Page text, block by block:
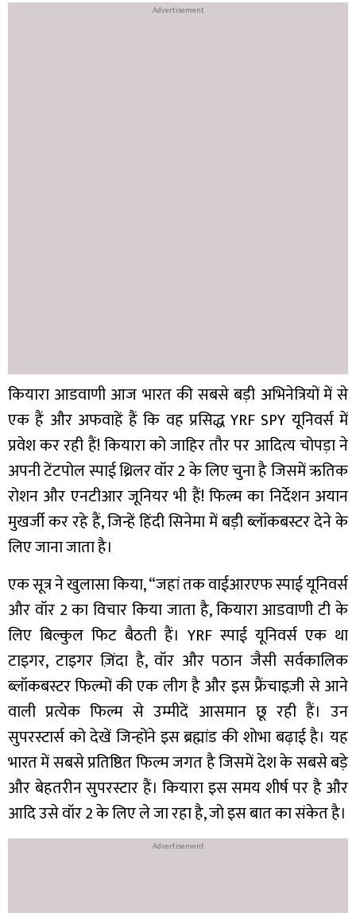
कियारा आडवाणी आज भारत की सबसे बड़ी अभिनेत्रियों में से
एक हैं और अफवाहें हैं कि वह प्रसिद्ध YRF SPY यूनिवर्स में
प्रवेश कर रही हैं! कियारा को जाहिर तौर पर आदित्य चोपड़ा ने
अपनी टेंटपोल स्पाई थ्रिलर वॉर 2 के लिए चुना है जिसमें ऋतिक
रोशन और एनटीआर जूनियर भी हैं! फिल्म का निर्देशन अयान
मुखर्जी कर रहे हैं, जिन्हें हिंदी सिनेमा में बड़ी ब्लॉकबस्टर देने के
लिए जाना जाता है।
एक सूत्र ने खुलासा किया, “जहां तक वाईआरएफ स्पाई यूनिवर्स
और वॉर 2 का विचार किया जाता है, कियारा आडवाणी टी के
लिए बिल्कुल फिट बैठती हैं। YRF स्पाई यूनिवर्स एक था
टाइगर, टाइगर ज़िंदा है, वॉर और पठान जैसी सर्वकालिक
ब्लॉकबस्टर फिल्मों की एक लीग है और इस फ्रैंचाइज़ी से आने
वाली प्रत्येक फिल्म से उम्मीदें आसमान छू रही हैं। उन
सुपरस्टार्स को देखें जिन्होंने इस ब्रह्मांड की शोभा बढ़ाई है। यह
भारत में सबसे प्रतिष्ठित फिल्म जगत है जिसमें देश के सबसे बड़े
और बेहतरीन सुपरस्टार हैं। कियारा इस समय शीर्ष पर है और
आदि उसे वॉर 2 के लिए ले जा रहा है, जो इस बात का संकेत है।